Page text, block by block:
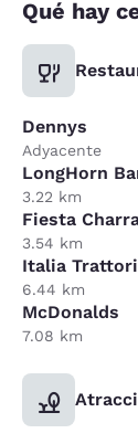
Qué hay
Dennys
Adyacente
LongHorn
3.22 km
Fiesta
3.54 km
Italia
6.44 km
McDonalds
7.08 km